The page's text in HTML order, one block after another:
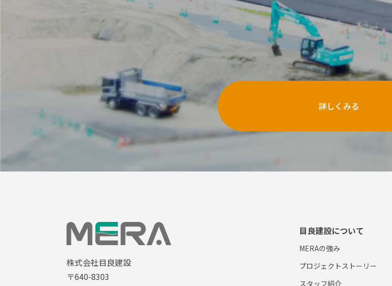
詳しくみる
株式会社目良建設
〒640-8303
目良建設について
MERAの強み
プロジェクトストーリー
スタッフ紹介